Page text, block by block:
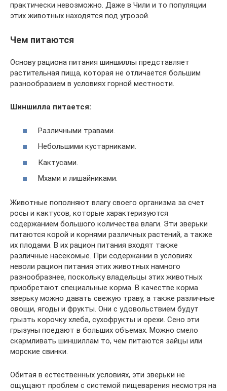
практически невозможно. Даже в Чили и то популяции
этих животных находятся под угрозой.
Чем питаются
Основу рациона питания шиншиллы представляет
растительная пища, которая не отличается большим
разнообразием в условиях горной местности.
Шиншилла питается:
Различными травами.
Небольшими кустарниками.
Кактусами.
Мхами и лишайниками.
Животные пополняют влагу своего организма за счет
росы и кактусов, которые характеризуются
содержанием большого количества влаги. Эти зверьки
питаются корой и корнями различных растений, а также
их плодами. В их рацион питания входят также
различные насекомые. При содержании в условиях
неволи рацион питания этих животных намного
разнообразнее, поскольку владельцы этих животных
приобретают специальные корма. В качестве корма
зверьку можно давать свежую траву, а также различные
овощи, ягоды и фрукты. Они с удовольствием будут
грызть корочку хлеба, сухофрукты и орехи. Сено эти
грызуны поедают в больших объемах. Можно смело
скармливать шиншиллам то, чем питаются зайцы или
морские свинки.
Обитая в естественных условиях, эти зверьки не
ощущают проблем с системой пищеварения несмотря на